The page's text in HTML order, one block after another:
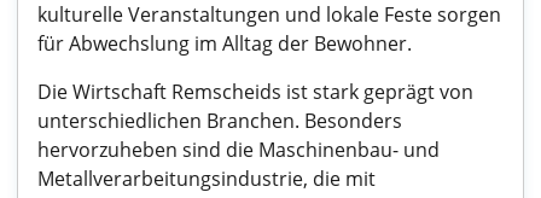
kulturelle Veranstaltungen und lokale Feste sorgen
für Abwechslung im Alltag der Bewohner.
Die Wirtschaft Remscheids ist stark geprägt von
unterschiedlichen Branchen. Besonders
hervorzuheben sind die Maschinenbau- und
Metallverarbeitungsindustrie, die mit